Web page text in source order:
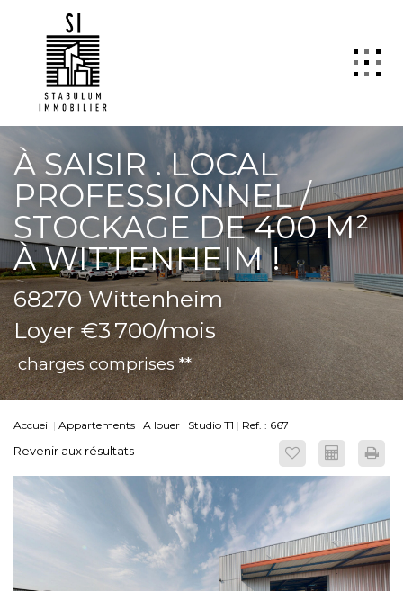
QUI SOMMES NOUS
VENTE
LOCATION
GESTION
TRANSACTION
Estimation
SYNDIC
ActuCopro
CONTACT
ESPACE CLIENTS
À SAISIR . LOCAL
PROFESSIONNEL /
STOCKAGE DE 400 M²
À WITTENHEIM !
68270 Wittenheim
Loyer €3 700/mois
charges comprises **
Accueil Appartements A louer Studio T1 Ref. : 667
Revenir aux résultats